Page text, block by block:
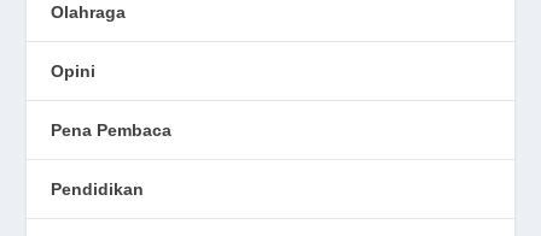
Olahraga
Opini
Pena Pembaca
Pendidikan